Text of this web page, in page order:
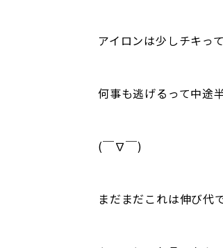
アイロンは少しチキっ
何事も逃げるって中途
(￣∇￣)
まだまだこれは伸び代